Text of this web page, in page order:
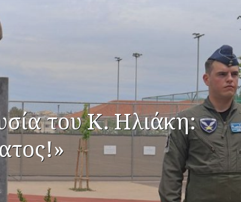
του Κ. Ηλιάκη: